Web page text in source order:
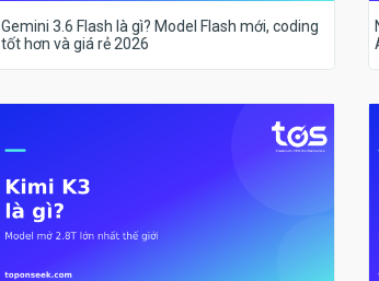
Gemini 3.6 Flash là gì? Model Flash mới, coding
tốt hơn và giá rẻ 2026